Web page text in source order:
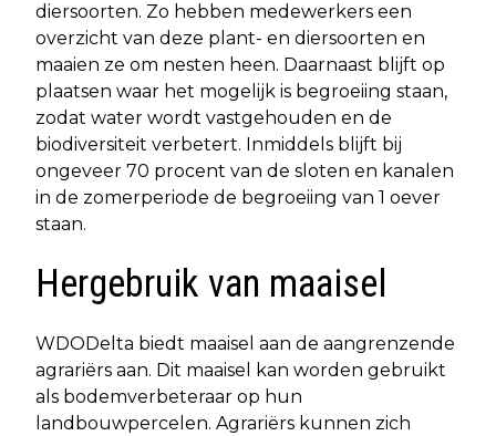
diersoorten. Zo hebben medewerkers een
overzicht van deze plant- en diersoorten en
maaien ze om nesten heen. Daarnaast blijft op
plaatsen waar het mogelijk is begroeiing staan,
zodat water wordt vastgehouden en de
biodiversiteit verbetert. Inmiddels blijft bij
ongeveer 70 procent van de sloten en kanalen
in de zomerperiode de begroeiing van 1 oever
staan.
Hergebruik van maaisel
WDODelta biedt maaisel aan de aangrenzende
agrariërs aan. Dit maaisel kan worden gebruikt
als bodemverbeteraar op hun
landbouwpercelen. Agrariërs kunnen zich